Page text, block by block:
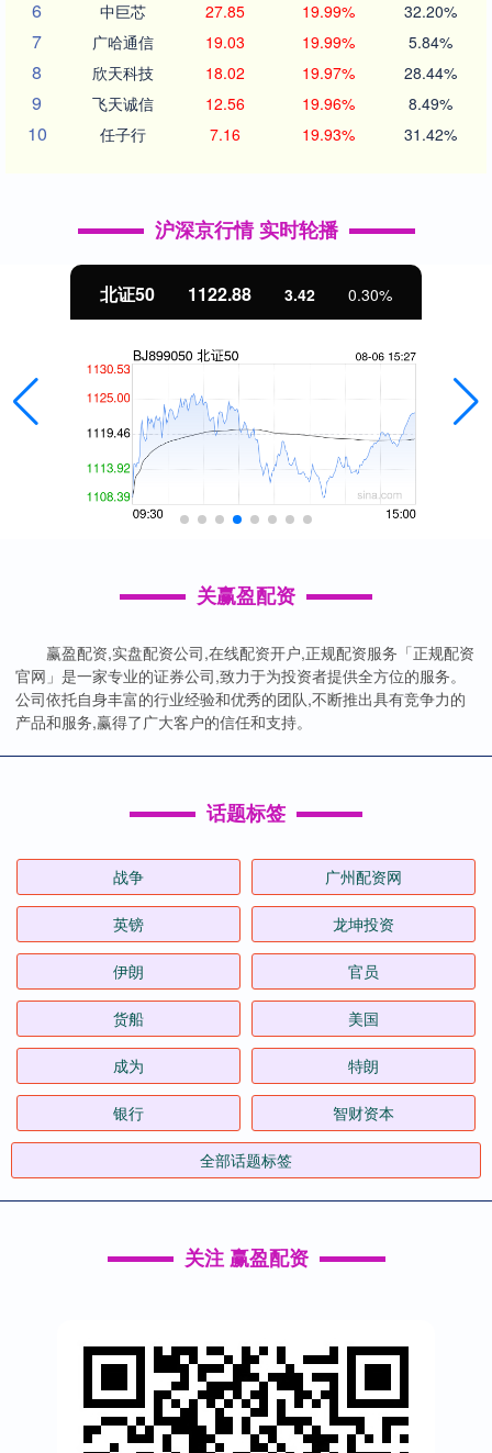
6 中巨芯 27.85 19.99% 32.20%
7 广哈通信 19.03 19.99% 5.84%
8 欣天科技 18.02 19.97% 28.44%
9 飞天诚信 12.56 19.96% 8.49%
10 任子行 7.16 19.93% 31.42%
沪深京行情 实时轮播
北证50 1122.88 3.42 0.30%
关赢盈配资
赢盈配资,实盘配资公司,在线配资开户,正规配资服务「正规配资
官网」是一家专业的证券公司,致力于为投资者提供全方位的服务。
公司依托自身丰富的行业经验和优秀的团队,不断推出具有竞争力的
产品和服务,赢得了广大客户的信任和支持。
话题标签
战争 广州配资网
英镑 龙坤投资
伊朗 官员
货船 美国
成为 特朗
银行 智财资本
全部话题标签
关注 赢盈配资